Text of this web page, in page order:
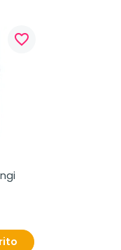
favorite_border